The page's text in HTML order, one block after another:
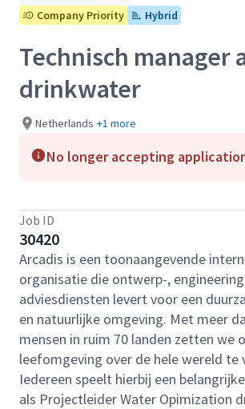
Company Priority Hybrid
Technisch manager
drinkwater
Netherlands +1 more
No longer accepting
Job ID
30420
Arcadis is een toonaangevende
organisatie die ontwerp-,
adviesdiensten levert voor een
en natuurlijke omgeving. Met meer
mensen in ruim 70 landen zetten we
leefomgeving over de hele wereld te
Iedereen speelt hierbij een
als Projectleider Water Opimization